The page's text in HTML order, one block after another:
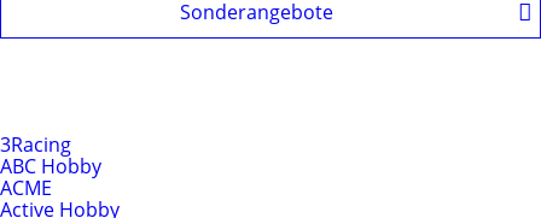
Sonderangebote
3Racing
ABC Hobby
ACME
Active Hobby